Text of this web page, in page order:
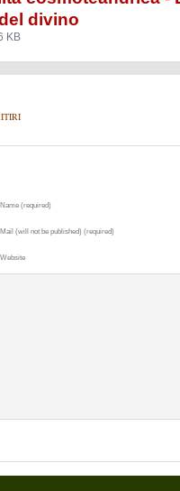
divino
KB
Name (required)
Mail (will not be published) (required)
Website